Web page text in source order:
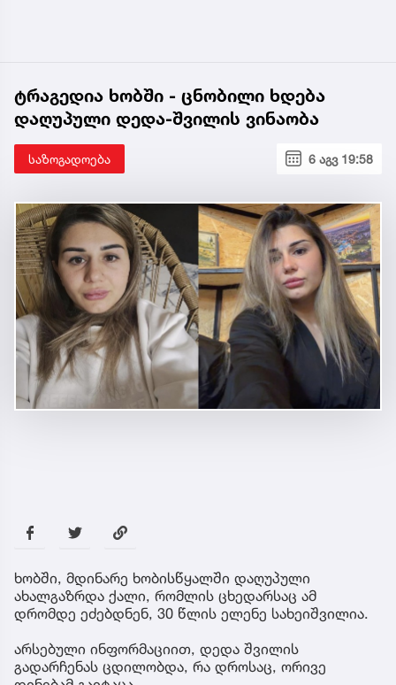
ტრაგედია ხობში - ცნობილი ხდება
დაღუპული დედა-შვილის ვინაობა
საზოგადოება 6 აგვ 19:58
ხობში, მდინარე ხობისწყალში დაღუპული
ახალგაზრდა ქალი, რომლის ცხედარსაც ამ
დრომდე ეძებდნენ, 30 წლის ელენე სახეიშვილია.
არსებული ინფორმაციით, დედა შვილის
გადარჩენას ცდილობდა, რა დროსაც, ორივე